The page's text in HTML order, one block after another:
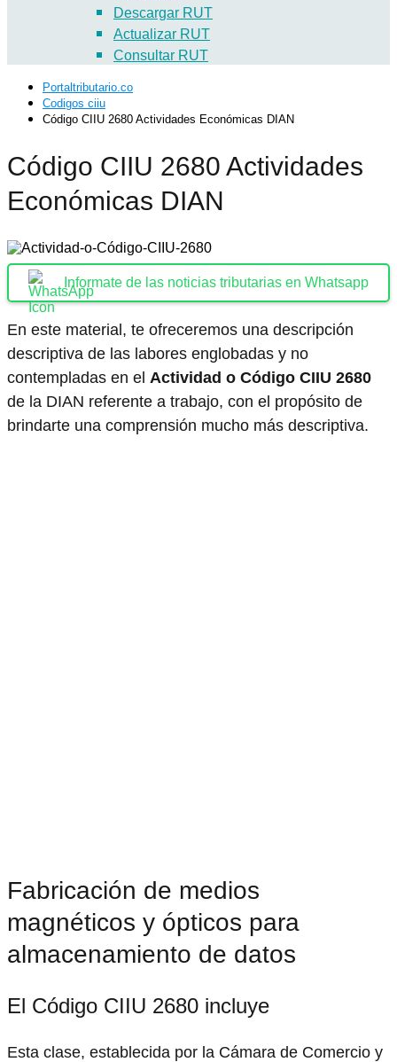
Descargar RUT
Actualizar RUT
Consultar RUT
Portaltributario.co
Codigos ciiu
Código CIIU 2680 Actividades Económicas DIAN
Código CIIU 2680 Actividades
Económicas DIAN
Informate de las noticias tributarias en Whatsapp
En este material, te ofreceremos una descripción
descriptiva de las labores englobadas y no
contempladas en el Actividad o Código CIIU 2680
de la DIAN referente a trabajo, con el propósito de
brindarte una comprensión mucho más descriptiva.
Fabricación de medios
magnéticos y ópticos para
almacenamiento de datos
El Código CIIU 2680 incluye
Esta clase, establecida por la Cámara de Comercio y